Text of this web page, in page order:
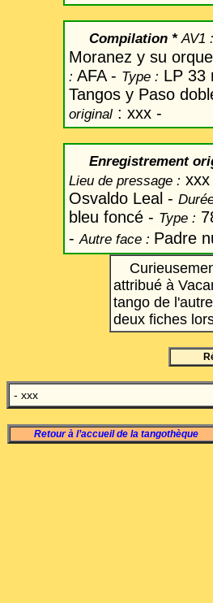
Compilation *AV1 :
Moranez y su
: AFA - Type : LP 33
Tangos y Paso
original : xxx -
Enregistrement
Lieu de pressage : xxx
Osvaldo Leal -
bleu foncé - Type :
- Autre face : Padre
attribué à
tango de
deux fiches
- xxx
Retour à l’accueil de la tangothèque